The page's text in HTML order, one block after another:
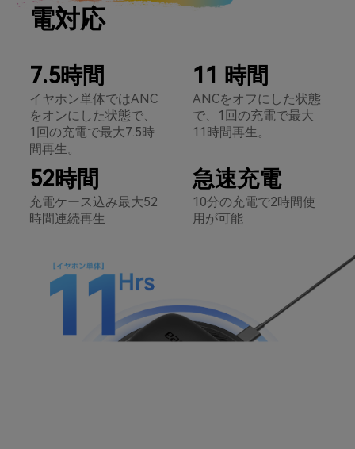
電対応
7.5時間
イヤホン単体ではANC
をオンにした状態で、
1回の充電で最大7.5時
間再生。
11 時間
ANCをオフにした状態
で、1回の充電で最大
11時間再生。
52時間
充電ケース込み最大52
時間連続再生
急速充電
10分の充電で2時間使
用が可能